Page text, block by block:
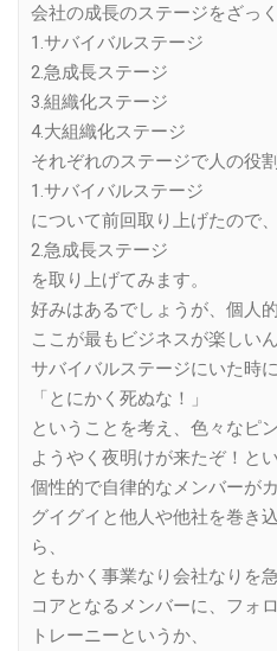
会社の成長のステージをざっ
1.サバイバルステージ
2.急成長ステージ
3.組織化ステージ
4.大組織化ステージ
それぞれのステージで人の役
1.サバイバルステージ
について前回取り上げたので、
2.急成長ステージ
を取り上げてみます。
好みはあるでしょうが、個人
ここが最もビジネスが楽しい
サバイバルステージにいた時に
「とにかく死ぬな！」
ということを考え、色々なピ
ようやく夜明けが来たぞ！と
個性的で自律的なメンバーが
グイグイと他人や他社を巻き
ら、
ともかく事業なり会社なりを
コアとなるメンバーに、フォ
トレーニーというか、